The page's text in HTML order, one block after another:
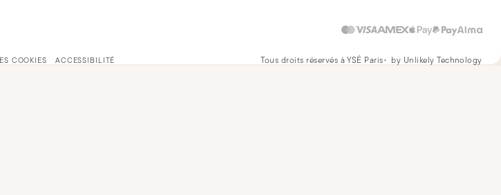
COOKIES ACCESSIBILITÉ Tous droits réservés à YSÉ Paris by Unlikely Technology